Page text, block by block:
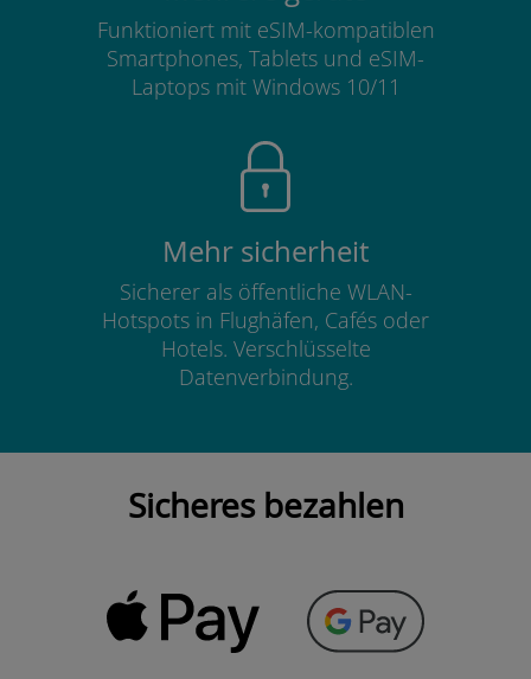
Funktioniert mit eSIM-kompatiblen
Smartphones, Tablets und eSIM-
Laptops mit Windows 10/11
Mehr sicherheit
Sicherer als öffentliche WLAN-
Hotspots in Flughäfen, Cafés oder
Hotels. Verschlüsselte
Datenverbindung.
Sicheres bezahlen